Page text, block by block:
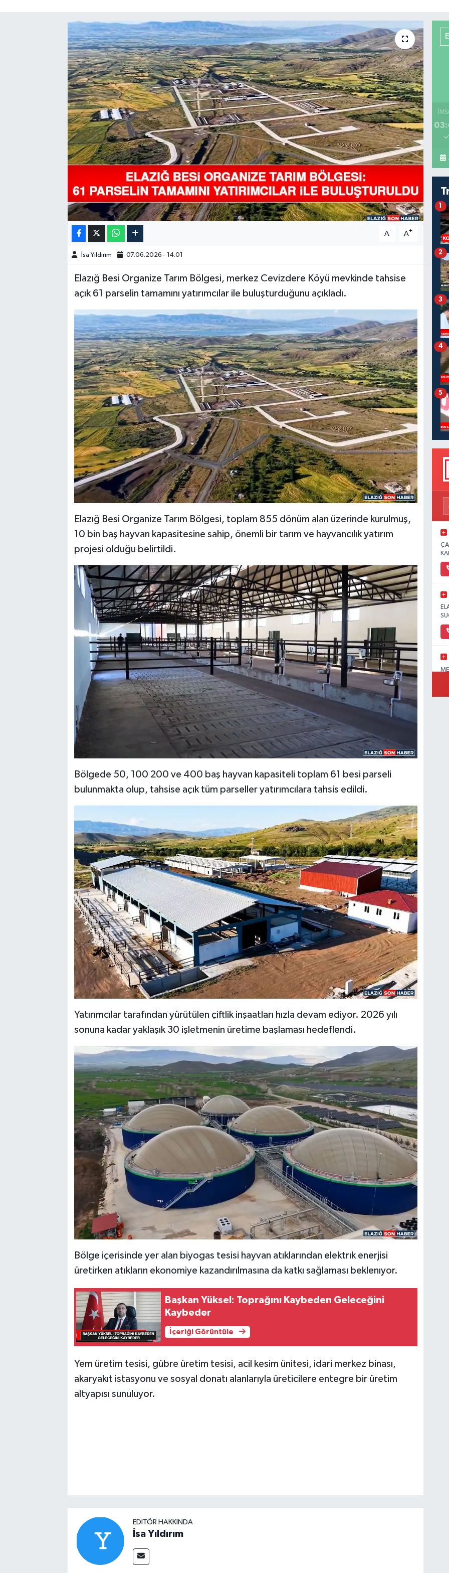
A- A+
İsa Yıldırım 07.06.2026 - 14:01
Elazığ Besi Organize Tarım Bölgesi, merkez Cevizdere Köyü mevkinde tahsise
açık 61 parselin tamamını yatırımcılar ile buluşturduğunu açıkladı.
Elazığ Besi Organize Tarım Bölgesi, toplam 855 dönüm alan üzerinde kurulmuş,
10 bin baş hayvan kapasitesine sahip, önemli bir tarım ve hayvancılık yatırım
projesi olduğu belirtildi.
Bölgede 50, 100 200 ve 400 baş hayvan kapasiteli toplam 61 besi parseli
bulunmakta olup, tahsise açık tüm parseller yatırımcılara tahsis edildi.
Yatırımcılar tarafından yürütülen çiftlik inşaatları hızla devam ediyor. 2026 yılı
sonuna kadar yaklaşık 30 işletmenin üretime başlaması hedeflendi.
Bölge içerisinde yer alan biyogas tesisi hayvan atıklarından elektrık enerjisi
üretirken atıkların ekonomiye kazandırılmasına da katkı sağlaması beklenıyor.
Başkan Yüksel: Toprağını Kaybeden Geleceğini
Kaybeder
İçeriği Görüntüle
Yem üretim tesisi, gübre üretim tesisi, acil kesim ünitesi, idari merkez binası,
akaryakıt istasyonu ve sosyal donatı alanlarıyla üreticilere entegre bir üretim
altyapısı sunuluyor.
EDITÖR HAKKINDA
İsa Yıldırım
1
2
3
4
5
HABERDE İNSAN
KÜLTÜR-SANAT
MAGAZİN
ÖZEL HABER